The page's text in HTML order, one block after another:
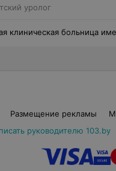
уролог
клиническая больница
Размещение рекламы
руководителю 103.by